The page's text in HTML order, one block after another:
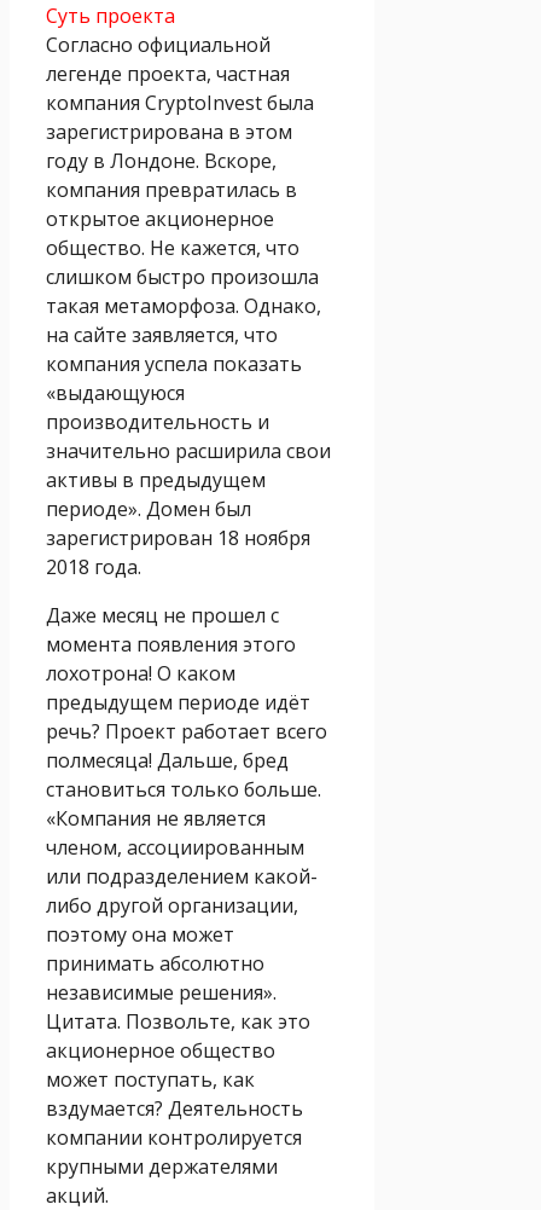
Суть проекта
Согласно официальной
легенде проекта, частная
компания CryptoInvest была
зарегистрирована в этом
году в Лондоне. Вскоре,
компания превратилась в
открытое акционерное
общество. Не кажется, что
слишком быстро произошла
такая метаморфоза. Однако,
на сайте заявляется, что
компания успела показать
«выдающуюся
производительность и
значительно расширила свои
активы в предыдущем
периоде». Домен был
зарегистрирован 18 ноября
2018 года.
Даже месяц не прошел с
момента появления этого
лохотрона! О каком
предыдущем периоде идёт
речь? Проект работает всего
полмесяца! Дальше, бред
становиться только больше.
«Компания не является
членом, ассоциированным
или подразделением какой-
либо другой организации,
поэтому она может
принимать абсолютно
независимые решения».
Цитата. Позвольте, как это
акционерное общество
может поступать, как
вздумается? Деятельность
компании контролируется
крупными держателями
акций.